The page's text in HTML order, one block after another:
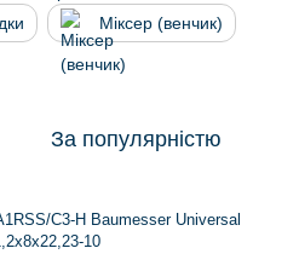
Міксер (венчик)
За популярністю
C3-H Baumesser Universal
10